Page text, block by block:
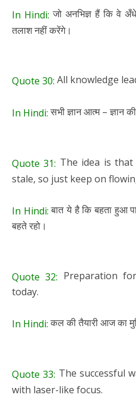
In Hindi: जो अनभिज्ञ हैं कि वे
तलाश नहीं करेंगे।
Quote 30: All knowledge
In Hindi:सभी ज्ञान आत्म – ज्ञान
Quote 31: The idea is
stale, so just keep on
In Hindi:बात ये है कि बहता हुआ
बहते रहो।
Quote 32: Preparation
today.
In Hindi:कल की तैयारी आज का
Quote 33: ‎The successful
with laser-like focus.